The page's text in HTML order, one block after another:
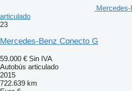
articulado
23
Mercedes-Benz Conecto G
59.000 € Sin IVA
Autobús articulado
2015
722.639 km